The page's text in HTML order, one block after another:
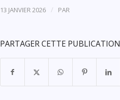
13 JANVIER 2026 / PAR
PARTAGER CETTE PUBLICATION